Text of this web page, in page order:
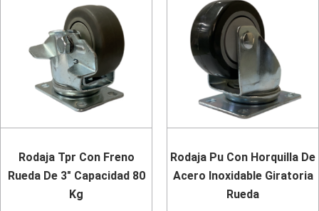
Rodaja Tpr Con Freno
Rueda De 3″ Capacidad 80
Kg
Rodaja Pu Con Horquilla De
Acero Inoxidable Giratoria
Rueda